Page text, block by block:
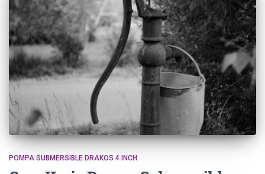
POMPA SUBMERSIBLE DRAKOS 4 INCH